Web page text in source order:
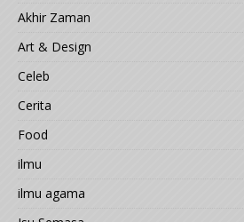
Akhir Zaman
Art & Design
Celeb
Cerita
Food
ilmu
ilmu agama